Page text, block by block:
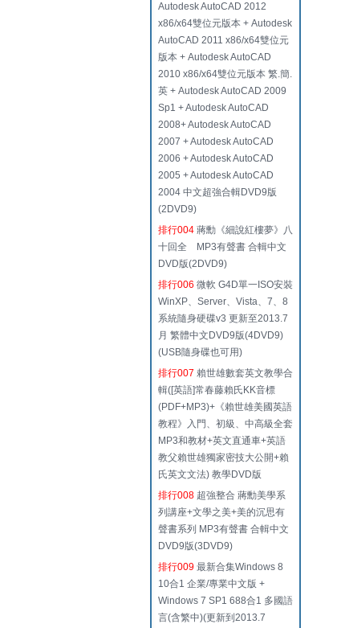
Autodesk AutoCAD 2012
x86/x64雙位元版本 + Autodesk
AutoCAD 2011 x86/x64雙位元
版本 + Autodesk AutoCAD
2010 x86/x64雙位元版本 繁.簡.
英 + Autodesk AutoCAD 2009
Sp1 + Autodesk AutoCAD
2008+ Autodesk AutoCAD
2007 + Autodesk AutoCAD
2006 + Autodesk AutoCAD
2005 + Autodesk AutoCAD
2004 中文超強合輯DVD9版
(2DVD9)
排行004 蔣勳《細說紅樓夢》八
十回全 MP3有聲書 合輯中文
DVD版(2DVD9)
排行006 微軟 G4D單一ISO安裝
WinXP、Server、Vista、7、8
系統隨身硬碟v3 更新至2013.7
月 繁體中文DVD9版(4DVD9)
(USB隨身碟也可用)
排行007 賴世雄數套英文教學合
輯([英語]常春藤賴氏KK音標
(PDF+MP3)+《賴世雄美國英語
教程》入門、初級、中高級全套
MP3和教材+英文直通車+英語
教父賴世雄獨家密技大公開+賴
氏英文文法) 教學DVD版
排行008 超強整合 蔣勳美學系
列講座+文學之美+美的沉思有
聲書系列 MP3有聲書 合輯中文
DVD9版(3DVD9)
排行009 最新合集Windows 8
10合1 企業/專業中文版 +
Windows 7 SP1 688合1 多國語
言(含繁中)(更新到2013.7